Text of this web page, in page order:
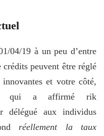
04/19 à un peu d’entre
peuvent être réglé
et votre côté,
et qui a affirmé rik
délégué aux individus
réellement la taux